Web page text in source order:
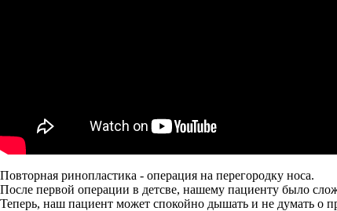
Повторная ринопластика - операция на перегородку носа.
После первой операции в детсве, нашему пациенту было
Теперь, наш пациент может спокойно дышать и не думать о